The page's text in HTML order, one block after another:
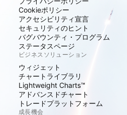
Cookieポリシー
アクセシビリティ宣言
セキュリティのヒント
バグバウンティ・プログラム
ステータスページ
ビジネスソリューション
ウィジェット
チャートライブラリ
Lightweight Charts™
アドバンスドチャート
トレードプラットフォーム
成長機会